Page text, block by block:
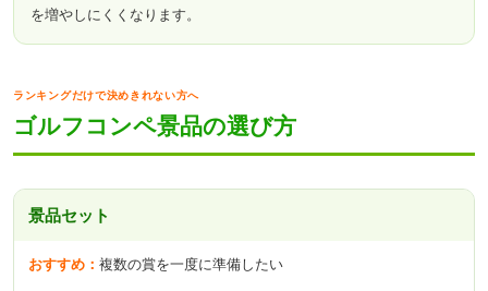
を増やしにくくなります。
ランキングだけで決めきれない方へ
ゴルフコンペ景品の選び方
景品セット
複数の賞を一度に準備したい